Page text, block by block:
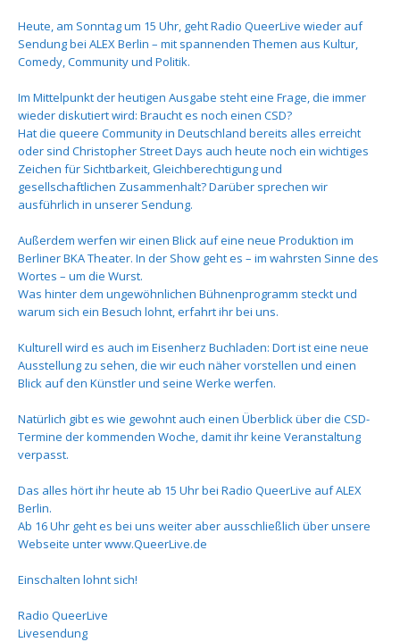
Heute, am Sonntag um 15 Uhr, geht Radio QueerLive wieder auf
Sendung bei ALEX Berlin – mit spannenden Themen aus Kultur,
Comedy, Community und Politik.
Im Mittelpunkt der heutigen Ausgabe steht eine Frage, die immer
wieder diskutiert wird: Braucht es noch einen CSD?
Hat die queere Community in Deutschland bereits alles erreicht
oder sind Christopher Street Days auch heute noch ein wichtiges
Zeichen für Sichtbarkeit, Gleichberechtigung und
gesellschaftlichen Zusammenhalt? Darüber sprechen wir
ausführlich in unserer Sendung.
Außerdem werfen wir einen Blick auf eine neue Produktion im
Berliner BKA Theater. In der Show geht es – im wahrsten Sinne des
Wortes – um die Wurst.
Was hinter dem ungewöhnlichen Bühnenprogramm steckt und
warum sich ein Besuch lohnt, erfahrt ihr bei uns.
Kulturell wird es auch im Eisenherz Buchladen: Dort ist eine neue
Ausstellung zu sehen, die wir euch näher vorstellen und einen
Blick auf den Künstler und seine Werke werfen.
Natürlich gibt es wie gewohnt auch einen Überblick über die CSD-
Termine der kommenden Woche, damit ihr keine Veranstaltung
verpasst.
Das alles hört ihr heute ab 15 Uhr bei Radio QueerLive auf ALEX
Berlin.
Ab 16 Uhr geht es bei uns weiter aber ausschließlich über unsere
Webseite unter www.QueerLive.de
Einschalten lohnt sich!
Radio QueerLive
Livesendung